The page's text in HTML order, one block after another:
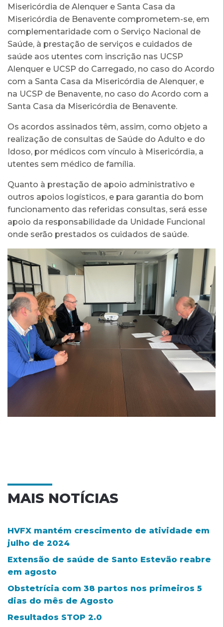
Misericórdia de Alenquer e Santa Casa da
Misericórdia de Benavente comprometem-se, em
complementaridade com o Serviço Nacional de
Saúde, à prestação de serviços e cuidados de
saúde aos utentes com inscrição nas UCSP
Alenquer e UCSP do Carregado, no caso do Acordo
com a Santa Casa da Misericórdia de Alenquer, e
na UCSP de Benavente, no caso do Acordo com a
Santa Casa da Misericórdia de Benavente.
Os acordos assinados têm, assim, como objeto a
realização de consultas de Saúde do Adulto e do
Idoso, por médicos com vínculo à Misericórdia, a
utentes sem médico de família.
Quanto à prestação de apoio administrativo e
outros apoios logísticos, e para garantia do bom
funcionamento das referidas consultas, será esse
apoio da responsabilidade da Unidade Funcional
onde serão prestados os cuidados de saúde.
MAIS NOTÍCIAS
HVFX mantém crescimento de atividade em
julho de 2024
Extensão de saúde de Santo Estevão reabre
em agosto
Obstetrícia com 38 partos nos primeiros 5
dias do mês de Agosto
Resultados STOP 2.0